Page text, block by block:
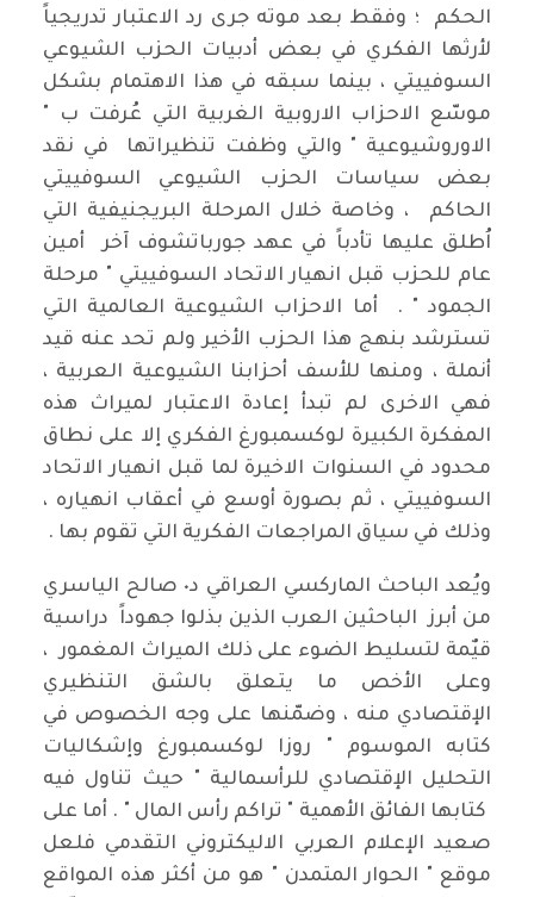
الحكم ؛ وفقط بعد موته جرى رد الاعتبار تدريجياً
لأرثها الفكري في بعض أدبيات الحزب الشيوعي
السوفييتي ، بينما سبقه في هذا الاهتمام بشكل
موسّع الاحزاب الاروبية الغربية التي عُرفت ب "
الاوروشيوعية " والتي وظفت تنظيراتها في نقد
بعض سياسات الحزب الشيوعي السوفييتي
الحاكم ، وخاصة خلال المرحلة البريجنيفية التي
اُطلق عليها تأدباً في عهد جورباتشوف آخر أمين
عام للحزب قبل انهيار الاتحاد السوفييتي " مرحلة
الجمود " . أما الاحزاب الشيوعية العالمية التي
تسترشد بنهج هذا الحزب الأخير ولم تحد عنه قيد
أنملة ، ومنها للأسف أحزابنا الشيوعية العربية ،
فهي الاخرى لم تبدأ إعادة الاعتبار لميراث هذه
المفكرة الكبيرة لوكسمبورغ الفكري إلا على نطاق
محدود في السنوات الاخيرة لما قبل انهيار الاتحاد
السوفييتي ، ثم بصورة أوسع في أعقاب انهياره ،
وذلك في سياق المراجعات الفكرية التي تقوم بها .
ويُعد الباحث الماركسي العراقي د٠ صالح الياسري
من أبرز الباحثين العرب الذين بذلوا جهوداً دراسية
قيٌمة لتسليط الضوء على ذلك الميراث المغمور ،
وعلى الأخص ما يتعلق بالشق التنظيري
الإقتصادي منه ، وضمّنها على وجه الخصوص في
كتابه الموسوم " روزا لوكسمبورغ وإشكاليات
التحليل الإقتصادي للرأسمالية " حيث تناول فيه
كتابها الفائق الأهمية " تراكم رأس المال " . أما على
صعيد الإعلام العربي الاليكتروني التقدمي فلعل
موقع " الحوار المتمدن " هو من أكثر هذه المواقع